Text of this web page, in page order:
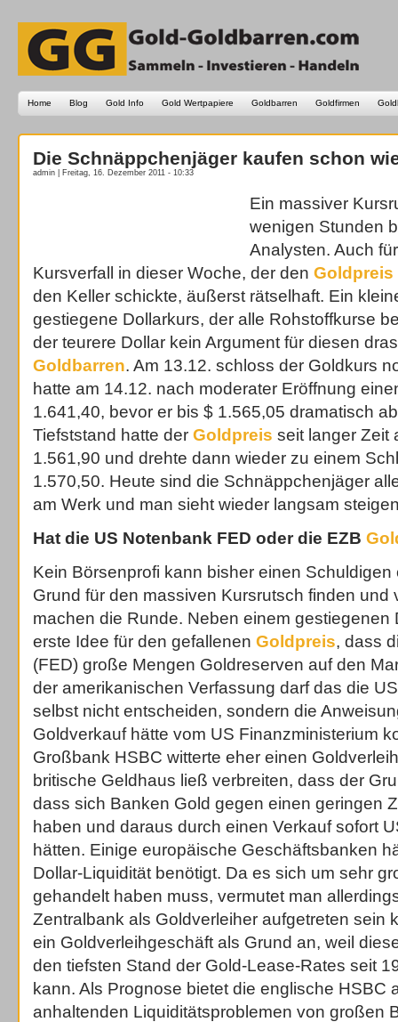
Home Blog Gold Info Gold Wertpapiere Goldbarren Goldfirmen
Die Schnäppchenjäger kaufen schon
admin | Freitag, 16. Dezember 2011 - 10:33
Ein massiver
wenigen Stunden
Analysten. Auch
Kursverfall in dieser Woche, der den Goldpreis
den Keller schickte, äußerst rätselhaft. Ein
gestiegene Dollarkurs, der alle Rohstoffkurse
der teurere Dollar kein Argument für diesen
Goldbarren. Am 13.12. schloss der Goldkurs
hatte am 14.12. nach moderater Eröffnung
1.641,40, bevor er bis $ 1.565,05 dramatisch
Tiefststand hatte der Goldpreis seit langer Zeit
1.561,90 und drehte dann wieder zu einem
1.570,50. Heute sind die Schnäppchenjäger
am Werk und man sieht wieder langsam
Hat die US Notenbank FED oder die EZB
Kein Börsenprofi kann bisher einen Schuldigen
Grund für den massiven Kursrutsch finden und
machen die Runde. Neben einem gestiegenen
erste Idee für den gefallenen Goldpreis, dass
(FED) große Mengen Goldreserven auf den
der amerikanischen Verfassung darf das die
selbst nicht entscheiden, sondern die
Goldverkauf hätte vom US Finanzministerium
Großbank HSBC witterte eher einen
britische Geldhaus ließ verbreiten, dass der
dass sich Banken Gold gegen einen geringen
haben und daraus durch einen Verkauf sofort
hätten. Einige europäische Geschäftsbanken
Dollar-Liquidität benötigt. Da es sich um sehr
gehandelt haben muss, vermutet man
Zentralbank als Goldverleiher aufgetreten sein
ein Goldverleihgeschäft als Grund an, weil
den tiefsten Stand der Gold-Lease-Rates seit
kann. Als Prognose bietet die englische HSBC
anhaltenden Liquiditätsproblemen von großen